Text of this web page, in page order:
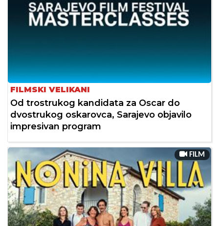
FILMSKI VELIKANI
Od trostrukog kandidata za Oscar do
dvostrukog oskarovca, Sarajevo objavilo
impresivan program
FILM